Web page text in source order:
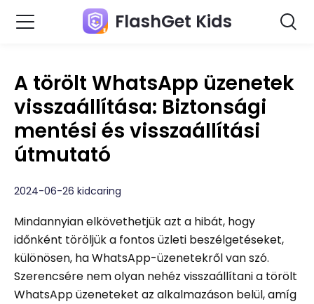
FlashGet Kids
A törölt WhatsApp üzenetek
visszaállítása: Biztonsági
mentési és visszaállítási
útmutató
2024-06-26 kidcaring
Mindannyian elkövethetjük azt a hibát, hogy
időnként töröljük a fontos üzleti beszélgetéseket,
különösen, ha WhatsApp-üzenetekről van szó.
Szerencsére nem olyan nehéz visszaállítani a törölt
WhatsApp üzeneteket az alkalmazáson belül, amíg